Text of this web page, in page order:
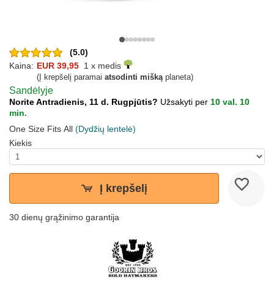
(5.0)
Kaina: EUR 39,95 1 x medis
(Į krepšelį paramai atsodinti miškąplaneta)
Sandėlyje
Norite Antradienis, 11 d. Rugpjūtis? Užsakyti per 10 val. 10
min.
One Size Fits All (Dydžių lentelė)
Kiekis
Į krepšelį
30 dienų grąžinimo garantija